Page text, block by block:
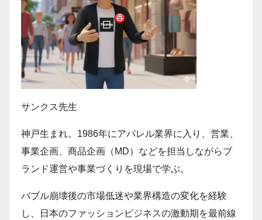
サンクス先生
神戸生まれ。1986年にアパレル業界に入り、営業、
事業企画、商品企画（MD）などを担当しながらブ
ランド運営や事業づくりを現場で学ぶ。
バブル崩壊後の市場低迷や業界構造の変化を経験
し、日本のファッションビジネスの激動期を最前線